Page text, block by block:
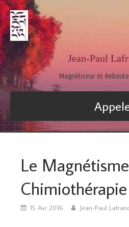
Jean-Paul
Magnétiseur et
Le
Chimiothérapie
15 Avr 2016 Jean-Paul